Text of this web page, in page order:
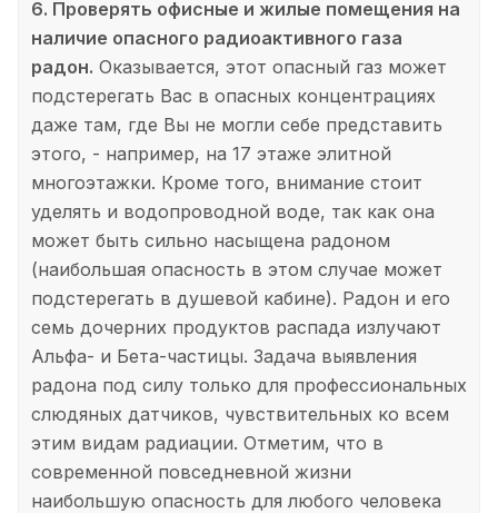
6. Проверять офисные и жилые помещения на
наличие опасного радиоактивного газа
радон. Оказывается, этот опасный газ может
подстерегать Вас в опасных концентрациях
даже там, где Вы не могли себе представить
этого, - например, на 17 этаже элитной
многоэтажки. Кроме того, внимание стоит
уделять и водопроводной воде, так как она
может быть сильно насыщена радоном
(наибольшая опасность в этом случае может
подстерегать в душевой кабине). Радон и его
семь дочерних продуктов распада излучают
Альфа- и Бета-частицы. Задача выявления
радона под силу только для профессиональных
слюдяных датчиков, чувствительных ко всем
этим видам радиации. Отметим, что в
современной повседневной жизни
наибольшую опасность для любого человека